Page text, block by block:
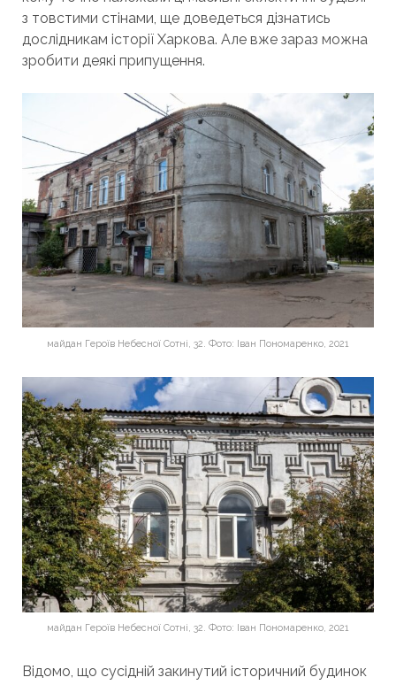
з товстими стінами, ще доведеться дізнатись
дослідникам історії Харкова. Але вже зараз можна
зробити деякі припущення.
майдан Героїв Небесної Сотні, 32. Фото: Іван Пономаренко, 2021
майдан Героїв Небесної Сотні, 32. Фото: Іван Пономаренко, 2021
Відомо, що сусідній закинутий історичний будинок